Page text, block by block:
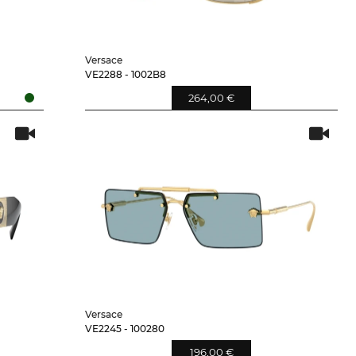
Versace
VE2288 - 1002B8
264,00 €
Versace
VE2245 - 100280
196,00 €